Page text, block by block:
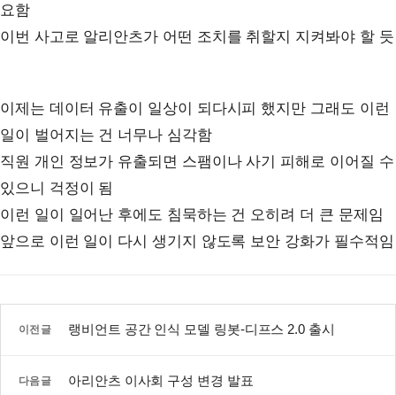
요함
이번 사고로 알리안츠가 어떤 조치를 취할지 지켜봐야 할 듯
이제는 데이터 유출이 일상이 되다시피 했지만 그래도 이런
일이 벌어지는 건 너무나 심각함
직원 개인 정보가 유출되면 스팸이나 사기 피해로 이어질 수
있으니 걱정이 됨
이런 일이 일어난 후에도 침묵하는 건 오히려 더 큰 문제임
앞으로 이런 일이 다시 생기지 않도록 보안 강화가 필수적임
이전글 랭비언트 공간 인식 모델 링봇-디프스 2.0 출시
다음글 아리안츠 이사회 구성 변경 발표